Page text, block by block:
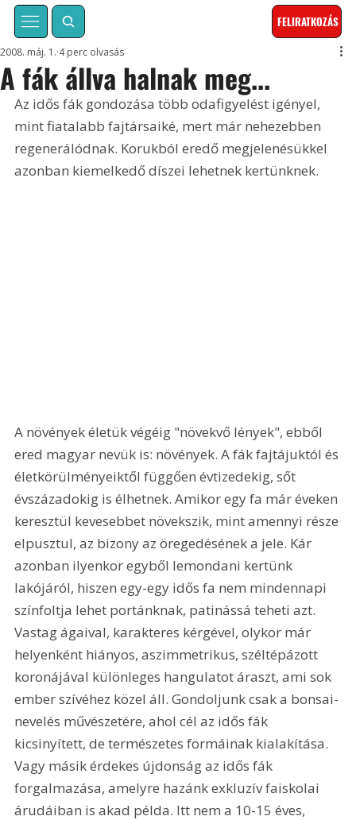
FELIRATKOZÁS
A fák állva halnak meg...
2008. máj. 1. 4 perc olvasás
Az idős fák gondozása több odafigyelést igényel,
mint fiatalabb fajtársaiké, mert már nehezebben
regenerálódnak. Korukból eredő megjelenésükkel
azonban kiemelkedő díszei lehetnek kertünknek.
A növények életük végéig "növekvő lények", ebből
ered magyar nevük is: növények. A fák fajtájuktól és
életkörülményeiktől függően évtizedekig, sőt
évszázadokig is élhetnek. Amikor egy fa már éveken
keresztül kevesebbet növekszik, mint amennyi része
elpusztul, az bizony az öregedésének a jele. Kár
azonban ilyenkor egyből lemondani kertünk
lakójáról, hiszen egy-egy idős fa nem mindennapi
színfoltja lehet portánknak, patinássá teheti azt.
Vastag ágaival, karakteres kérgével, olykor már
helyenként hiányos, aszimmetrikus, széltépázott
koronájával különleges hangulatot áraszt, ami sok
ember szívéhez közel áll. Gondoljunk csak a bonsai-
nevelés művészetére, ahol cél az idős fák
kicsinyített, de természetes formáinak kialakítása.
Vagy másik érdekes újdonság az idős fák
forgalmazása, amelyre hazánk exkluzív faiskolai
árudáiban is akad példa. Itt nem a 10-15 éves,